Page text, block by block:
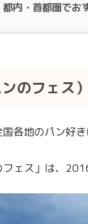
内・首都圏でお
のフェス
国各地のパン好
ェス」は、